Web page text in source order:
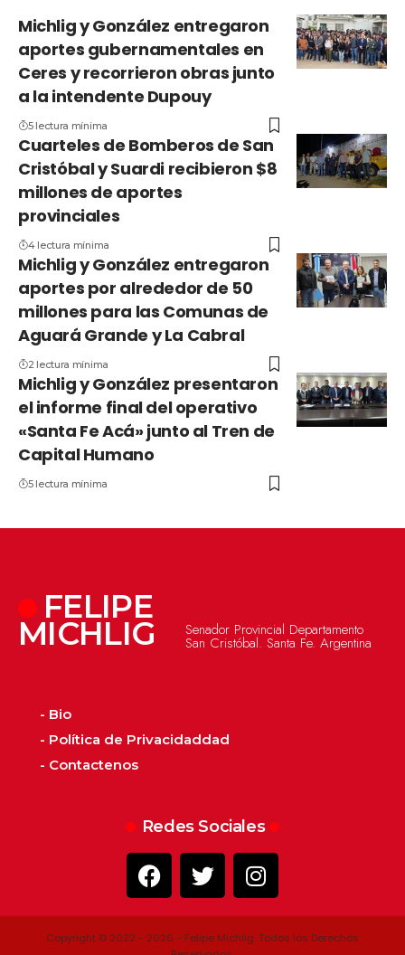
Michlig y González entregaron
aportes gubernamentales en
Ceres y recorrieron obras junto
a la intendente Dupouy
5 lectura mínima
Cuarteles de Bomberos de San
Cristóbal y Suardi recibieron $8
millones de aportes
provinciales
4 lectura mínima
Michlig y González entregaron
aportes por alrededor de 50
millones para las Comunas de
Aguará Grande y La Cabral
2 lectura mínima
Michlig y González presentaron
el informe final del operativo
«Santa Fe Acá» junto al Tren de
Capital Humano
5 lectura mínima
FELIPE
MICHLIG Senador Provincial Departamento
San Cristóbal. Santa Fe. Argentina
- Bio
- Política de Privacidaddad
- Contactenos
Redes Sociales
Copyright © 2022 - 2026 - Felipe Michlig. Todos los Derechos